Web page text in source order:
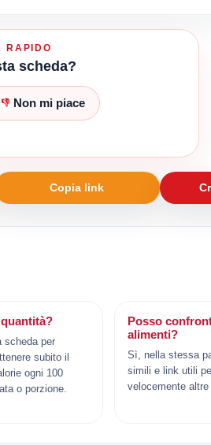
RAPIDO
scheda?
👎 Non mi piace
Copia link
scheda per
subito il
ogni 100
o porzione.
Posso
alimenti?
Sì, nella stessa
simili e link utili
velocemente altre